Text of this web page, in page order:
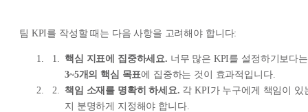
팀 KPI를 작성할 때는 다음 사항을 고려해야 합니다:
핵심 지표에 집중하세요. 너무 많은 KPI를 설정하기보다는
3~5개의 핵심 목표에 집중하는 것이 효과적입니다.
책임 소재를 명확히 하세요. 각 KPI가 누구에게 책임이 있
지 분명하게 지정해야 합니다.